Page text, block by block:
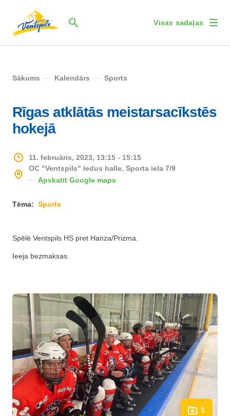
Visas sadaļas
Sākums Kalendārs Sports
Rīgas atklātās meistarsacīkstēs
hokejā
11. februāris, 2023, 13:15 - 15:15
OC "Ventspils" ledus halle, Sporta iela 7/9
Apskatīt Google maps
Tēma: Sports
Spēlē Ventspils HS pret Hanza/Prizma.
Ieeja bezmaksas.
1